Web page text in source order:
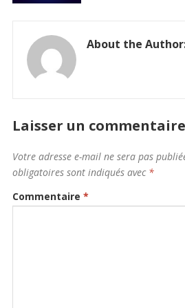
About the
Laisser un commentaire
Votre adresse e-mail ne sera pas
obligatoires sont indiqués avec *
Commentaire *